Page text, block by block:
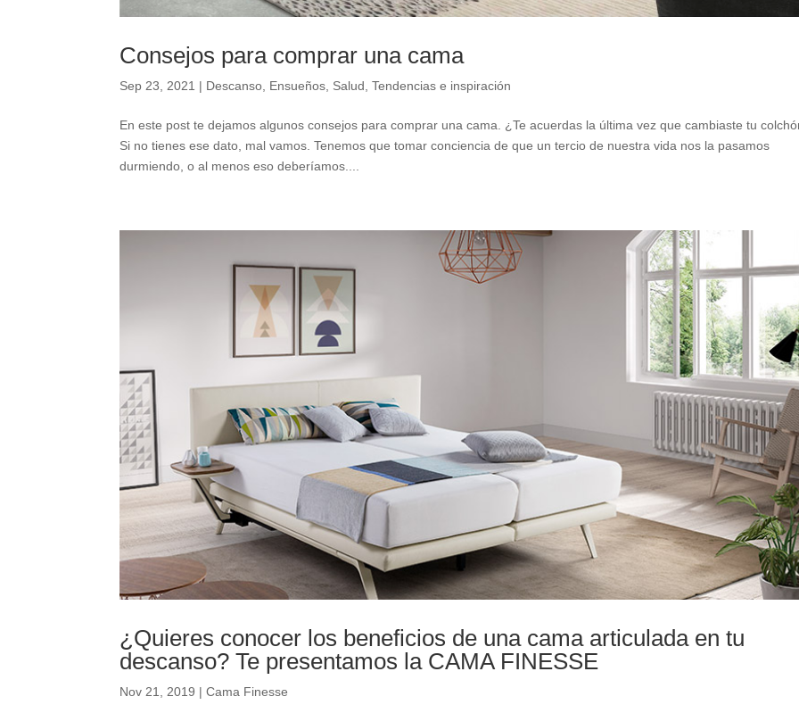
Consejos para comprar una cama
Sep 23, 2021 | Descanso Ensueños Salud ,Tendencias e inspiración
En este post te dejamos algunos consejos para comprar una cama. ¿Te acuerdas la última vez que cambiaste tu
Si no tienes ese dato, mal vamos. Tenemos que tomar conciencia de que un tercio de nuestra vida nos la pasamos
durmiendo, o al menos eso deberíamos....
¿Quieres conocer los beneficios de una cama articulada en tu
descanso? Te presentamos la CAMA FINESSE
Nov 21, 2019 |Cama Finesse